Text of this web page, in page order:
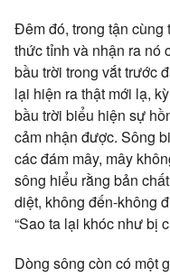
Đêm đó, trong tận cùng
thức tỉnh và nhận ra nó
bầu trời trong vắt trước
lại hiện ra thật mới lạ,
bầu trời biểu hiện sự
cảm nhận được. Sông
các đám mây, mây
sông hiểu rằng bản
diệt, không đến-không
“Sao ta lại khóc như bị
Dòng sông còn có một